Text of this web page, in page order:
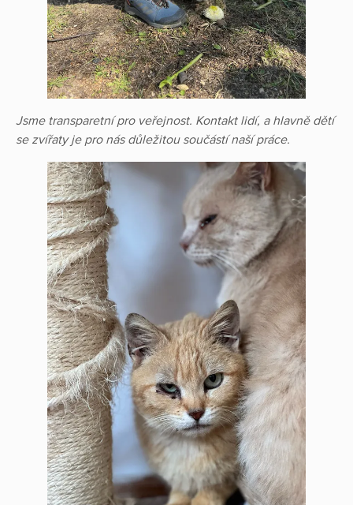
Jsme transparetní pro veřejnost. Kontakt lidí, a hlavně dětí
se zvířaty je pro nás důležitou součástí naší práce.